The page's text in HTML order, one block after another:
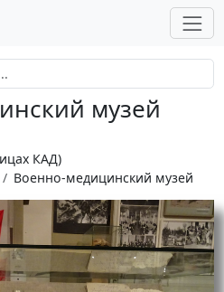
музей
КАД)
Военно-медицинский музей